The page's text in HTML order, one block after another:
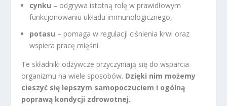
cynku – odgrywa istotną rolę w prawidłowym
funkcjonowaniu układu immunologicznego,
potasu – pomaga w regulacji ciśnienia krwi oraz
wspiera pracę mięśni.
Te składniki odżywcze przyczyniają się do wsparcia
organizmu na wiele sposobów. Dzięki nim możemy
cieszyć się lepszym samopoczuciem i ogólną
poprawą kondycji zdrowotnej.